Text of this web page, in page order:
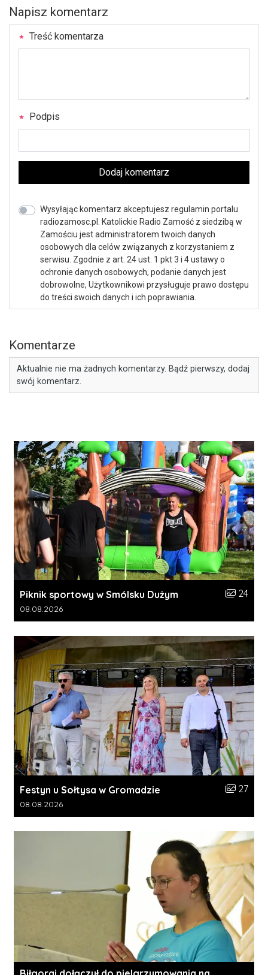
Napisz komentarz
Treść komentarza
Podpis
Dodaj komentarz
Wysyłając komentarz akceptujesz regulamin portalu
radiozamosc.pl. Katolickie Radio Zamość z siedzibą w
Zamościu jest administratorem twoich danych
osobowych dla celów związanych z korzystaniem z
serwisu. Zgodnie z art. 24 ust. 1 pkt 3 i 4 ustawy o
ochronie danych osobowych, podanie danych jest
dobrowolne, Użytkownikowi przysługuje prawo dostępu
do treści swoich danych i ich poprawiania.
Komentarze
Aktualnie nie ma żadnych komentarzy. Bądź pierwszy, dodaj
swój komentarz.
Piknik sportowy w Smólsku Dużym Liczba
24
Data dodania galerii:
08.08.2026
Festyn u Sołtysa w Gromadzie Liczba
27
Data dodania galerii:
08.08.2026